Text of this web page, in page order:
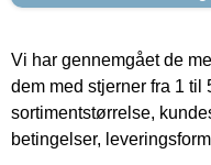
Vi har gennemgået de
dem med stjerner fra 1 til
sortimentstørrelse,
betingelser,